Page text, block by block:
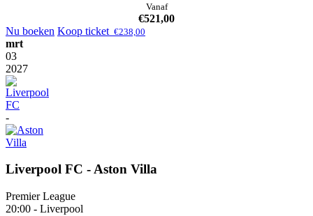
Vanaf
€521,00
Nu boeken Koop ticket €238,00
mrt
03
2027
-
Liverpool FC - Aston Villa
Premier League
20:00 - Liverpool